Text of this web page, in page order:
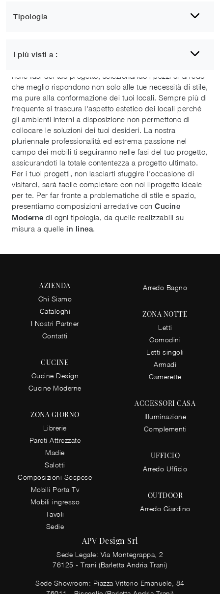
Tipologia
I più visti a :
nelle fasi del tuo progetto, selezionando i pezzi di arredo
che meglio rispondono non solo alle tue necessità di stile,
ma pure alla conformazione dei tuoi locali. Sempre più di
frequente si trascura l'aspetto estetico dei locali perché
gli ambienti interni a disposizione non permettono di
collocare le soluzioni dei tuoi desideri. La nostra
pluriennale professionalità ed estrema passione nel
campo dei mobili ti seguiranno nelle fasi del tuo progetto,
assicurandoti la totale contentezza a progetto ultimato.
Per i tuoi progetti, non lasciarti sfuggire l'occasione di
visitarci, sarà facile completare con noi ilprogetto ideale
per te. Per far fronte a problematiche di stile e spazio,
presentiamo composizioni arredative con Cucine
Moderne di ogni tipologia, da quelle realizzabili su
misura a quelle in linea.
AZIENDA
Chi Siamo
Cataloghi
I Nostri Partner
Contatti
CUCINE
Cucine Design
Cucine Moderne
ZONA GIORNO
Librerie
Pareti Attrezzate
Madie
Salotti
Composizioni Sospese
Mobili Porta Tv
Mobili ingresso
Tavoli
Sedie
Arredo Bagno
ZONA NOTTE
Letti
Comodini
Letti singoli
Armadi
Camerette
ACCESSORI CASA
Illuminazione
Complementi
UFFICIO
Arredo Ufficio
OUTDOOR
Arredo Giardino
APV Design Srl
Sede Legale: Via Montegrappa, 2
76125 - Trani (Barletta Andria Trani)
Sede Showroom: Piazza Vittorio Emanuele, 84